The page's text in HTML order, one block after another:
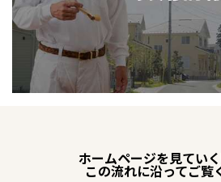
ホームページを見ていく
この流れに沿ってご覧